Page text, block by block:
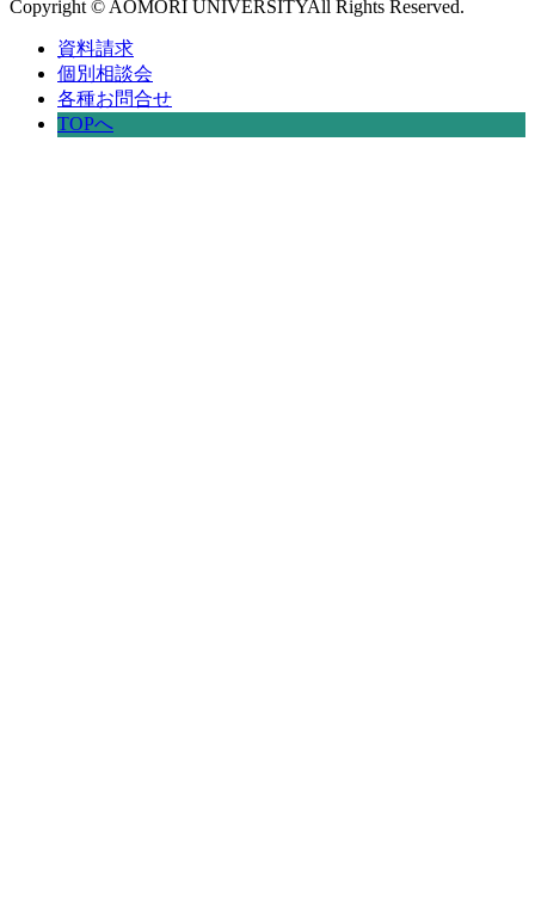
Copyright © AOMORI UNIVERSITYAll Rights Reserved.
資料請求
個別相談会
各種お問合せ
TOPへ